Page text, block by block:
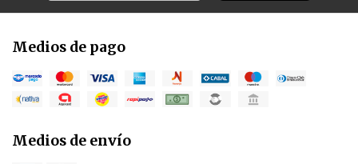
Medios de pago
Medios de envío